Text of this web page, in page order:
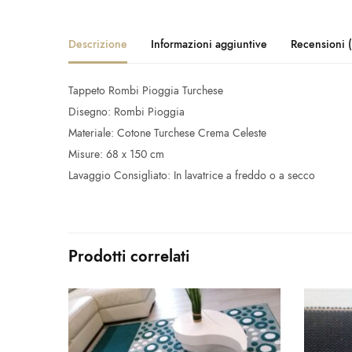
Descrizione Informazioni aggiuntive Recensioni
Tappeto Rombi Pioggia Turchese
Disegno: Rombi Pioggia
Materiale: Cotone Turchese Crema Celeste
Misure: 68 x 150 cm
Lavaggio Consigliato: In lavatrice a freddo o a secco
Prodotti correlati